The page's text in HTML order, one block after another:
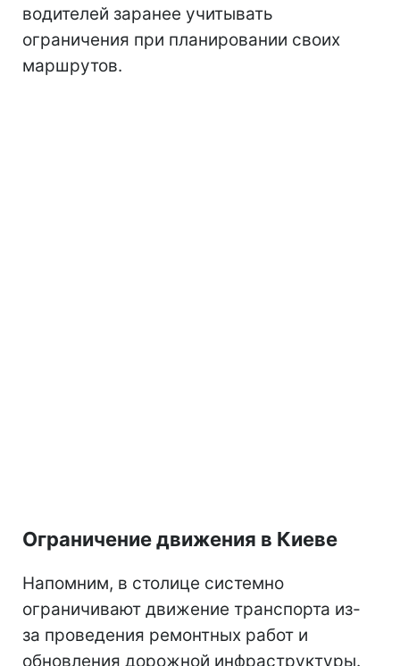
водителей заранее учитывать
ограничения при планировании своих
маршрутов.
Ограничение движения в Киеве
Напомним, в столице системно
ограничивают движение транспорта из-
за проведения ремонтных работ и
обновления дорожной инфраструктуры.